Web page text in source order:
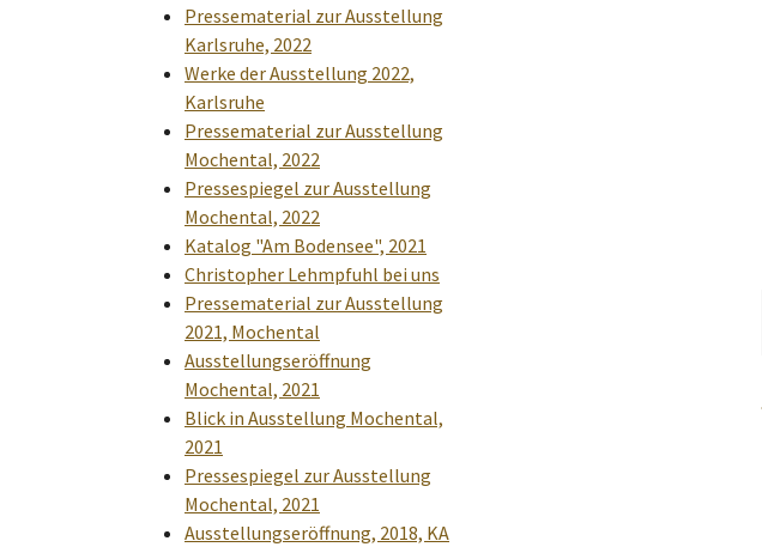
Pressematerial zur Ausstellung
Karlsruhe, 2022
Werke der Ausstellung 2022,
Karlsruhe
Pressematerial zur Ausstellung
Mochental, 2022
Pressespiegel zur Ausstellung
Mochental, 2022
Katalog "Am Bodensee", 2021
Christopher Lehmpfuhl bei uns
Pressematerial zur Ausstellung
2021, Mochental
Ausstellungseröffnung
Mochental, 2021
Blick in Ausstellung Mochental,
2021
Pressespiegel zur Ausstellung
Mochental, 2021
Ausstellungseröffnung, 2018, KA